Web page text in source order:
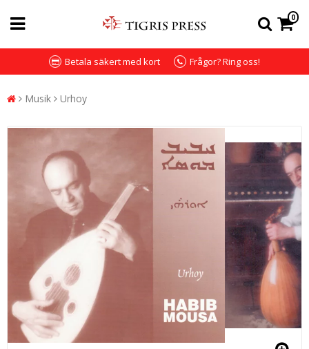
0
Betala säkert med kort Frågor? Ring oss!
Musik Urhoy